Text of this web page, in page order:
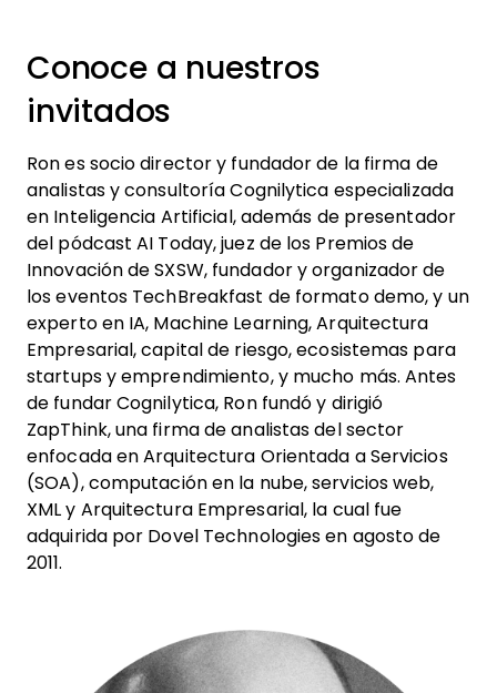
Conoce a nuestros
invitados
Ron es socio director y fundador de la firma de
analistas y consultoría Cognilytica especializada
en Inteligencia Artificial, además de presentador
del pódcast AI Today, juez de los Premios de
Innovación de SXSW, fundador y organizador de
los eventos TechBreakfast de formato demo, y un
experto en IA, Machine Learning, Arquitectura
Empresarial, capital de riesgo, ecosistemas para
startups y emprendimiento, y mucho más. Antes
de fundar Cognilytica, Ron fundó y dirigió
ZapThink, una firma de analistas del sector
enfocada en Arquitectura Orientada a Servicios
(SOA), computación en la nube, servicios web,
XML y Arquitectura Empresarial, la cual fue
adquirida por Dovel Technologies en agosto de
2011.